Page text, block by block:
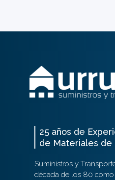
25 años de
de Materiales de
Suministros y
década de los 80